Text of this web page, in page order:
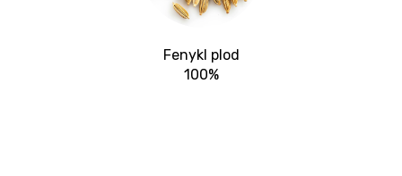
Fenykl plod
100%